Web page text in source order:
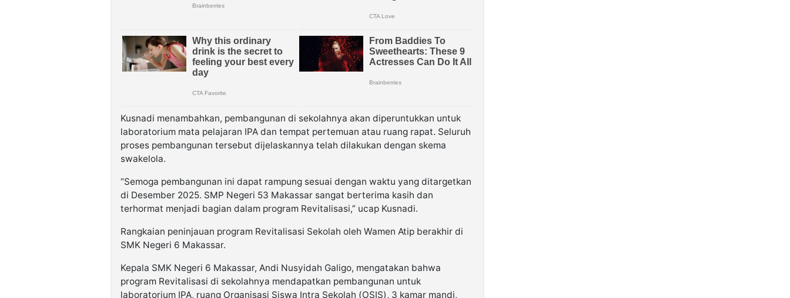
Kusnadi menambahkan, pembangunan di sekolahnya akan diperuntukkan untuk
laboratorium mata pelajaran IPA dan tempat pertemuan atau ruang rapat. Seluruh
proses pembangunan tersebut dijelaskannya telah dilakukan dengan skema
swakelola.
“Semoga pembangunan ini dapat rampung sesuai dengan waktu yang ditargetkan
di Desember 2025. SMP Negeri 53 Makassar sangat berterima kasih dan
terhormat menjadi bagian dalam program Revitalisasi,” ucap Kusnadi.
Rangkaian peninjauan program Revitalisasi Sekolah oleh Wamen Atip berakhir di
SMK Negeri 6 Makassar.
Kepala SMK Negeri 6 Makassar, Andi Nusyidah Galigo, mengatakan bahwa
program Revitalisasi di sekolahnya mendapatkan pembangunan untuk
laboratorium IPA, ruang Organisasi Siswa Intra Sekolah (OSIS), 3 kamar mandi,